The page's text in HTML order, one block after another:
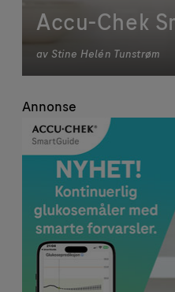
Accu-Chek
av Stine Helén Tunstrøm
Annonse